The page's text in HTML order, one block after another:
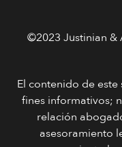
©2023 Justinian &
El contenido de
fines informativos;
relación
asesoramiento